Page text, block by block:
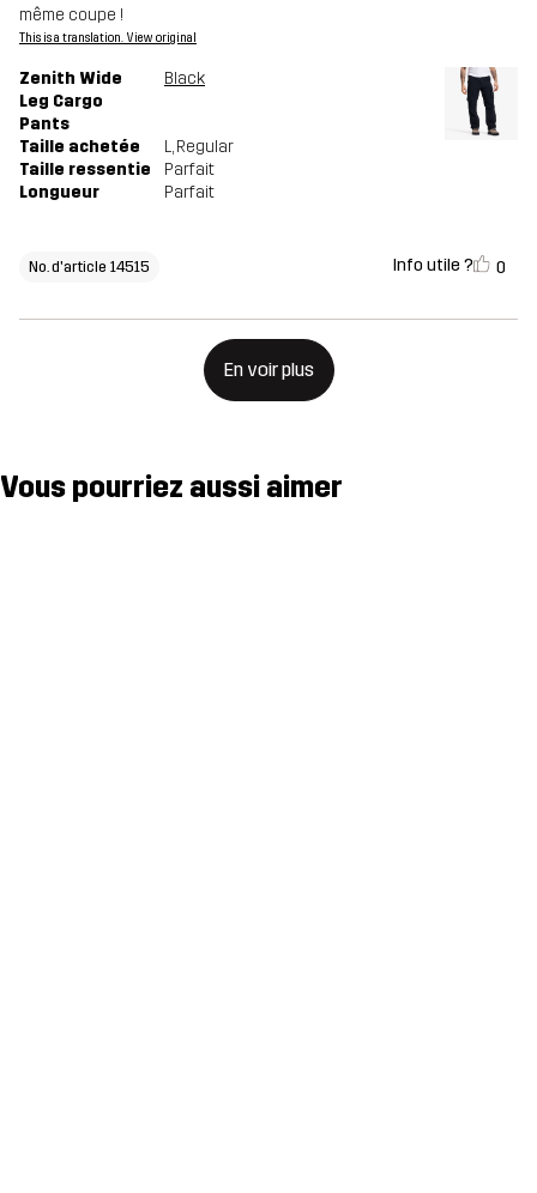
même coupe !
This is a translation. View original
Zenith Wide
Leg Cargo
Pants
Black
Taille achetée L, Regular
Taille ressentie
Parfait
Longueur
Parfait
No. d'article 14515 Info utile ? 0
En voir plus
Vous pourriez aussi aimer